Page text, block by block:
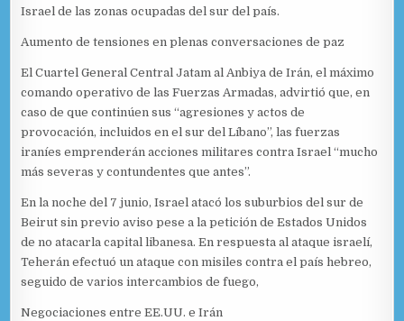
Israel de las zonas ocupadas del sur del país.
Aumento de tensiones en plenas conversaciones de paz
El Cuartel General Central Jatam al Anbiya de Irán, el máximo
comando operativo de las Fuerzas Armadas, advirtió que, en
caso de que continúen sus “agresiones y actos de
provocación, incluidos en el sur del Líbano”, las fuerzas
iraníes emprenderán acciones militares contra Israel “mucho
más severas y contundentes que antes”.
En la noche del 7 junio, Israel atacó los suburbios del sur de
Beirut sin previo aviso pese a la petición de Estados Unidos
de no atacarla capital libanesa. En respuesta al ataque israelí,
Teherán efectuó un ataque con misiles contra el país hebreo,
seguido de varios intercambios de fuego,
Negociaciones entre EE.UU. e Irán